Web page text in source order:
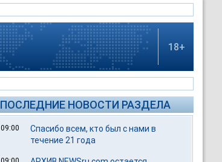
18+
ПОСЛЕДНИЕ НОВОСТИ РАЗДЕЛА
09:00
Спасибо всем, кто был с нами в
течение 21 года